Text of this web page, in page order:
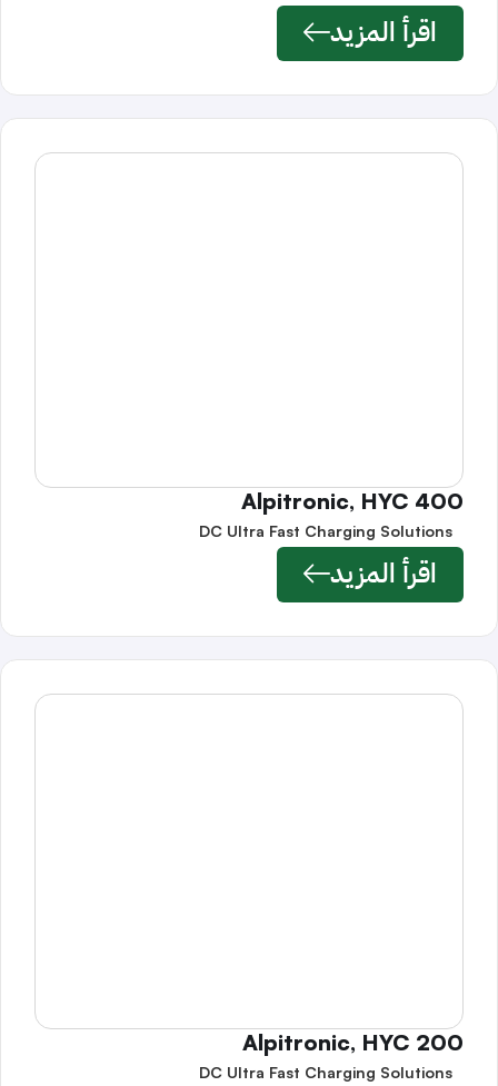
اقرأ المزيد
Alpitronic, HYC 400
DC Ultra Fast Charging Solutions
اقرأ المزيد
Alpitronic, HYC 200
DC Ultra Fast Charging Solutions